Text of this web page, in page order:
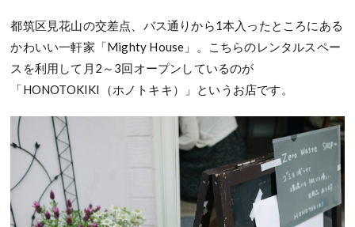
都筑区見花山の交差点、バス通りから1本入ったところにある
かわいい一軒家「Mighty House」。こちらのレンタルスペー
スを利用して月2～3回オープンしているのが
「HONOTOKIKI（ホノトキキ）」というお店です。